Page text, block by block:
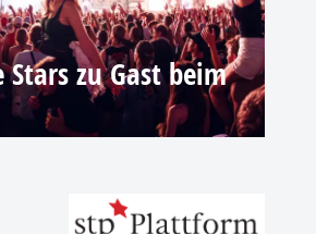
zu Gast beim